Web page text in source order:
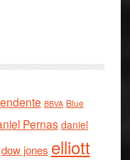
BBVA Blue
Pernas daniel
dow jones elliott